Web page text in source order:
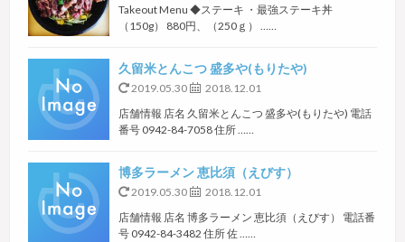
Takeout Menu ◆ステーキ ・最強ステーキ丼
（150g） 880円、（250ｇ） ……
久留米とんこつ 盛多や(もりたや)
2019.05.30
2018.12.01
店舗情報 店名 久留米とんこつ 盛多や(もりたや) 電話
番号 0942-84-7058 住所 ……
博多ラーメン 恵比須（えびす）
2019.05.30
2018.12.01
店舗情報 店名 博多ラーメン 恵比須（えびす） 電話番
号 0942-84-3482 住所 佐 ……